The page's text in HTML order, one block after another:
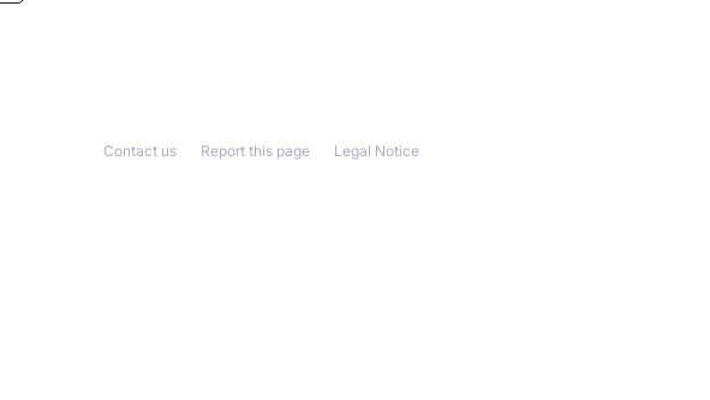
Legal Notice
Report this page
Contact us